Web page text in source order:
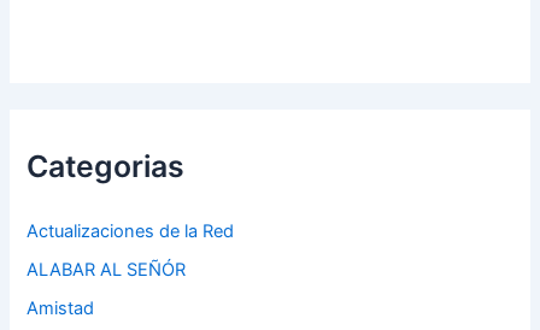
Categorias
Actualizaciones de la Red
ALABAR AL SEÑÓR
Amistad